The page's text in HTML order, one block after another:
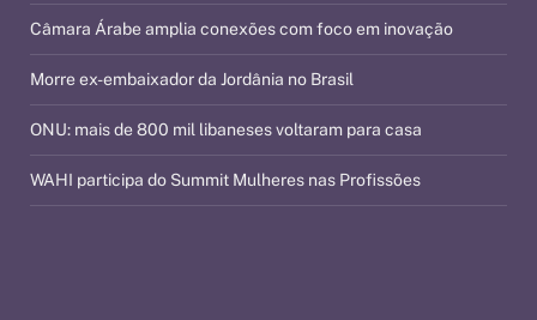
Câmara Árabe amplia conexões com foco em inovação
Morre ex-embaixador da Jordânia no Brasil
ONU: mais de 800 mil libaneses voltaram para casa
WAHI participa do Summit Mulheres nas Profissões